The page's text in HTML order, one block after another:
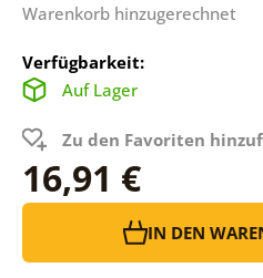
Warenkorb hinzugerechnet
Verfügbarkeit:
Auf Lager
Zu den Favoriten
16,91 €
IN DEN